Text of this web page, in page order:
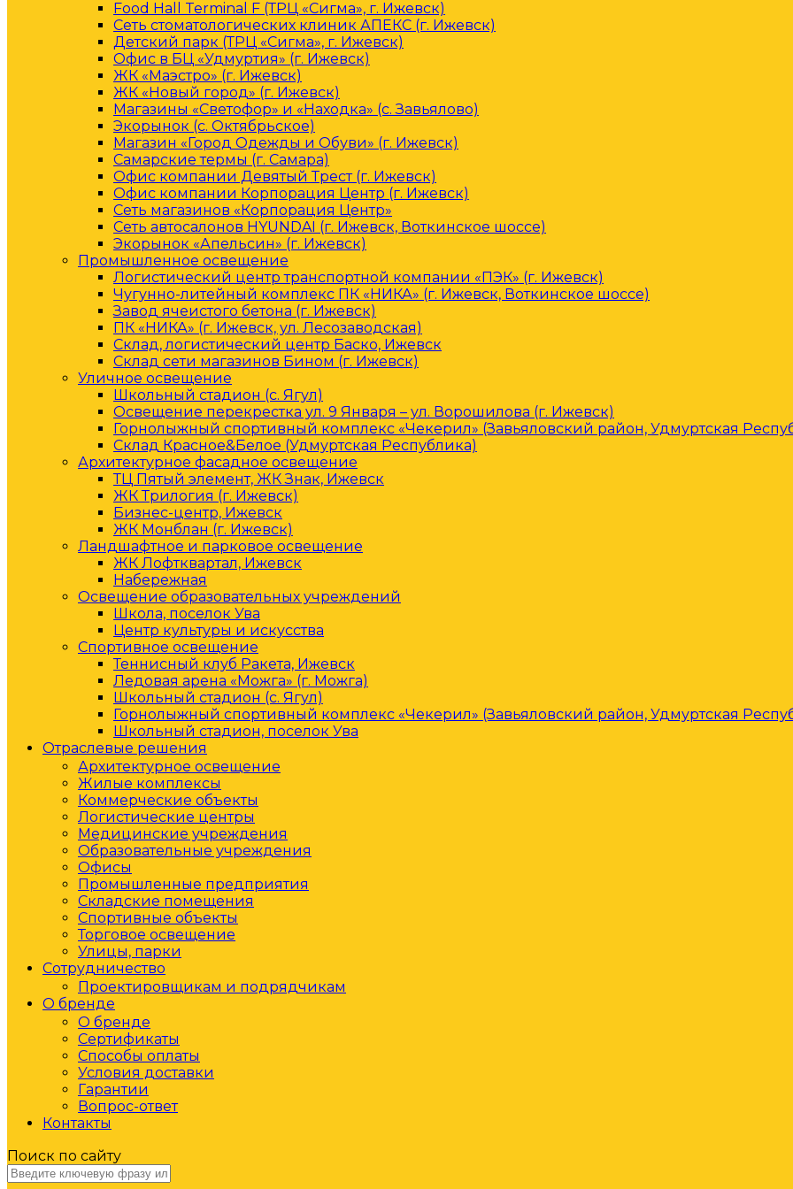
Food Hall Terminal F (ТРЦ «Сигма», г. Ижевск)
Сеть стоматологических клиник АПЕКС (г. Ижевск)
Детский парк (ТРЦ «Сигма», г. Ижевск)
Офис в БЦ «Удмуртия» (г. Ижевск)
ЖК «Маэстро» (г. Ижевск)
ЖК «Новый город» (г. Ижевск)
Магазины «Светофор» и «Находка» (с. Завьялово)
Экорынок (с. Октябрьское)
Магазин «Город Одежды и Обуви» (г. Ижевск)
Самарские термы (г. Самара)
Офис компании Девятый Трест (г. Ижевск)
Офис компании Корпорация Центр (г. Ижевск)
Сеть магазинов «Корпорация Центр»
Сеть автосалонов HYUNDAI (г. Ижевск, Воткинское шоссе)
Экорынок «Апельсин» (г. Ижевск)
Промышленное освещение
Логистический центр транспортной компании «ПЭК» (г. Ижевск)
Чугунно-литейный комплекс ПК «НИКА» (г. Ижевск, Воткинское шоссе)
Завод ячеистого бетона (г. Ижевск)
ПК «НИКА» (г. Ижевск, ул. Лесозаводская)
Склад, логистический центр Баско, Ижевск
Склад сети магазинов Бином (г. Ижевск)
Уличное освещение
Школьный стадион (с. Ягул)
Освещение перекрестка ул. 9 Января – ул. Ворошилова (г. Ижевск)
Горнолыжный спортивный комплекс «Чекерил» (Завьяловский район, Удмуртская
Склад Красное&Белое (Удмуртская Республика)
Архитектурное фасадное освещение
ТЦ Пятый элемент, ЖК Знак, Ижевск
ЖК Трилогия (г. Ижевск)
Бизнес-центр, Ижевск
ЖК Монблан (г. Ижевск)
Ландшафтное и парковое освещение
ЖК Лофтквартал, Ижевск
Набережная
Освещение образовательных учреждений
Школа, поселок Ува
Центр культуры и искусства
Спортивное освещение
Теннисный клуб Ракета, Ижевск
Ледовая арена «Можга» (г. Можга)
Школьный стадион (с. Ягул)
Горнолыжный спортивный комплекс «Чекерил» (Завьяловский район, Удмуртская
Школьный стадион, поселок Ува
Отраслевые решения
Архитектурное освещение
Жилые комплексы
Коммерческие объекты
Логистические центры
Медицинские учреждения
Образовательные учреждения
Офисы
Промышленные предприятия
Складские помещения
Спортивные объекты
Торговое освещение
Улицы, парки
Сотрудничество
Проектировщикам и подрядчикам
О бренде
О бренде
Сертификаты
Способы оплаты
Условия доставки
Гарантии
Вопрос-ответ
Контакты
Поиск по сайту